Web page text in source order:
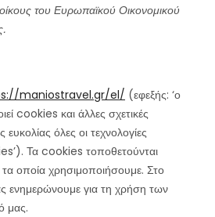
του Ευρωπαϊκού Οικονομικού
maniostravel.gr/el/ (εφεξής: ‘ο
cookies και άλλες σχετικές
ευκολίας όλες οι τεχνολογίες
Τα cookies τοποθετούνται
οποία χρησιμοποιήσουμε. Στο
ενημερώνουμε για τη χρήση των
μας.